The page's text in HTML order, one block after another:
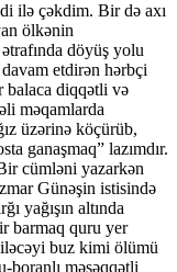
ilə çəkdim. Bir də axı
ölkənin
ətrafında döyüş yolu
etdirən hərbçi
balaca diqqətli və
məqamlarda
üzərinə köçürüb,
ganaşmaq” lazımdır.
cümləni yazarkən
Günəşin istisində
yağışın altında
barmaq quru yer
buz kimi ölümü
boranlı məşəqqətli